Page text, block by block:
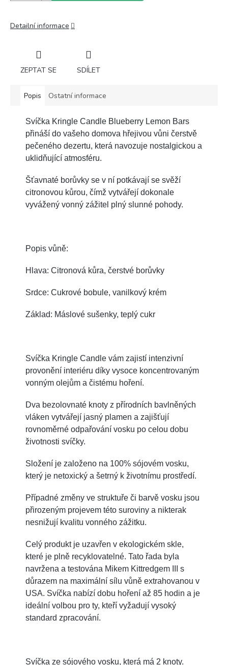
Detailní informace
ZEPTAT SE SDÍLET
Popis Ostatní informace
Svíčka Kringle Candle Blueberry Lemon Bars
přináší do vašeho domova hřejivou vůni čerstvě
pečeného dezertu, která navozuje nostalgickou a
uklidňující atmosféru.
Šťavnaté borůvky se v ní potkávají se svěží
citronovou kůrou, čímž vytvářejí dokonale
vyvážený vonný zážitel plný slunné pohody.
Popis vůně:
Hlava: Citronová kůra, čerstvé borůvky
Srdce: Cukrové bobule, vanilkový krém
Základ: Máslové sušenky, teplý cukr
Svíčka Kringle Candle vám zajistí intenzivní
provonění interiéru díky vysoce koncentrovaným
vonným olejům a čistému hoření.
Dva bezolovnaté knoty z přírodních bavlněných
vláken vytvářejí jasný plamen a zajišťují
rovnoměrné odpařování vosku po celou dobu
životnosti svíčky.
Složení je založeno na 100% sójovém vosku,
který je netoxický a šetrný k životnímu prostředí.
Případné změny ve struktuře či barvě vosku jsou
přirozeným projevem této suroviny a nikterak
nesnižují kvalitu vonného zážitku.
Celý produkt je uzavřen v ekologickém skle,
které je plně recyklovatelné. Tato řada byla
navržena a testována Mikem Kittredgem III s
důrazem na maximální sílu vůně extrahovanou v
USA. Svíčka nabízí dobu hoření až 85 hodin a je
ideální volbou pro ty, kteří vyžadují vysoký
standard zpracování.
Svíčka ze sójového vosku, která má 2 knoty.